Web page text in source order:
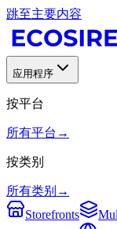
跳至主要内容
应用程序
按平台
所有平台 →
按类别
所有类别 →
Storefronts